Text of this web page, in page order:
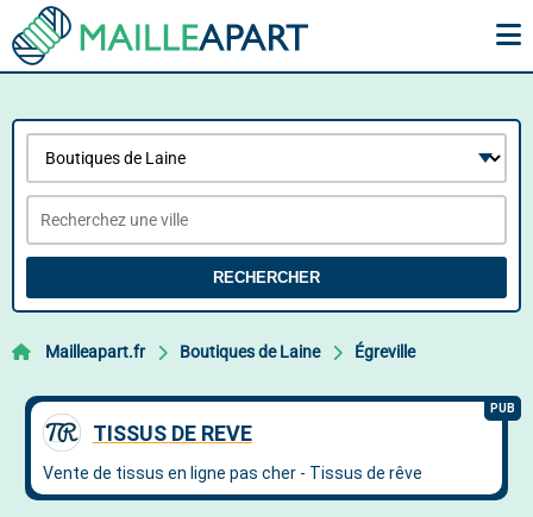
RECHERCHER
Mailleapart.fr Boutiques de Laine Égreville